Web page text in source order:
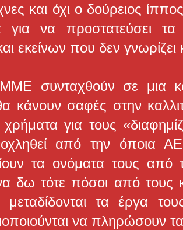
και όχι ο δούρειος
για να προστατεύσει τα
εκείνων που δεν γνωρίζει
συνταχθούν σε μια
κάνουν σαφές στην
χρήματα για τους
από την όποια
τα ονόματα τους
δω τότε πόσοι από τους
τα έργα
να πληρώσουν